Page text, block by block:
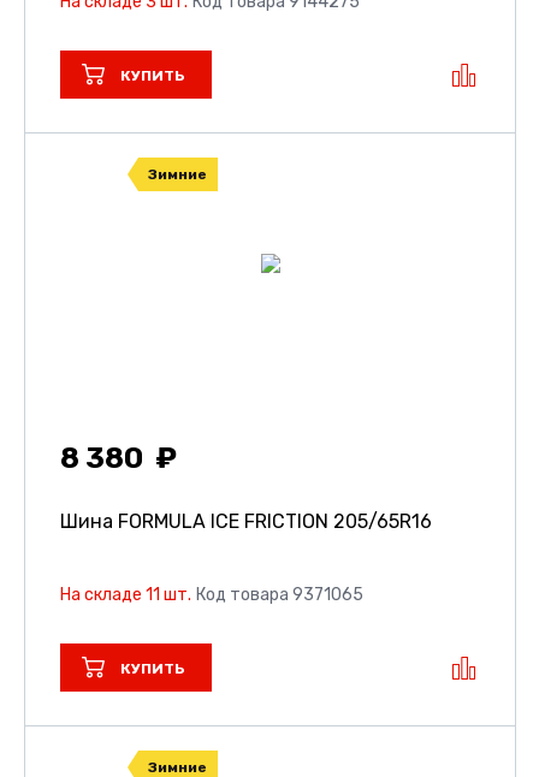
КУПИТЬ
Зимние
8 380
Шина FORMULA ICE FRICTION 205/65R16
На складе 11 шт. Код товара 9371065
КУПИТЬ
Зимние